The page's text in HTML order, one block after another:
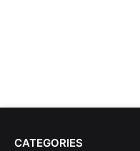
CATEGORIES